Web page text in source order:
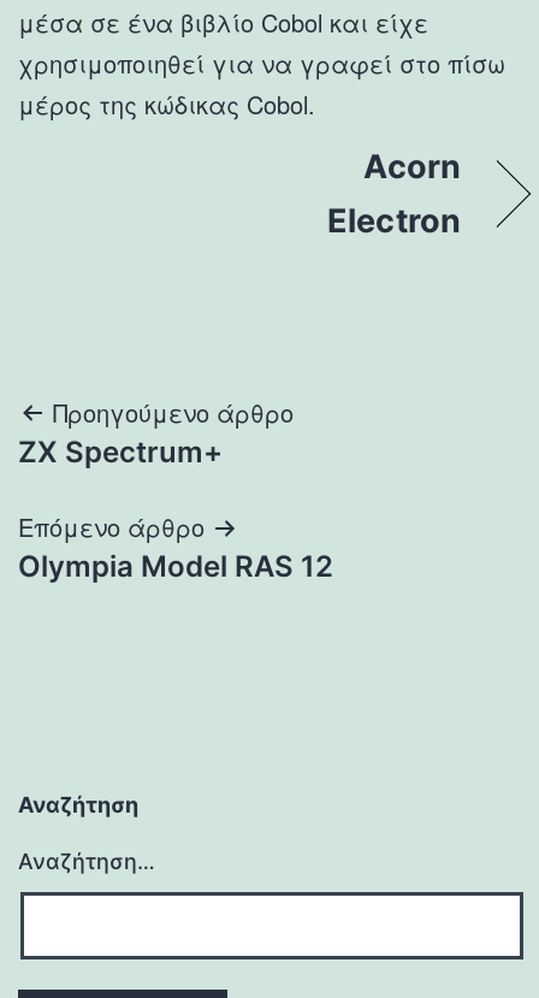
μέσα σε ένα βιβλίο Cobol και είχε
χρησιμοποιηθεί για να γραφεί στο πίσω
μέρος της κώδικας Cobol.
Acorn
Electron
Πλοήγηση
άρθρων
Προηγούμενο άρθρο
ZX Spectrum+
Επόμενο άρθρο
Olympia Model RAS 12
Αναζήτηση
Αναζήτηση…